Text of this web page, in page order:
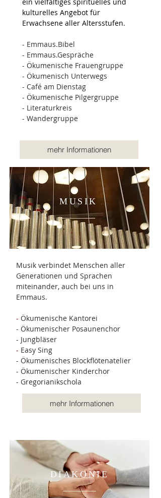
kulturelles Angebot für
Erwachsene aller Altersstufen.
- Emmaus.Bibel
- Emmaus.Gespräche
- Ökumenische Frauengruppe
- Ökumenisch Unterwegs
- Café am Dienstag
- Ökumenische Pilgergruppe
- Literaturkreis
- Wandergruppe
mehr Informationen
MUSIK
Musik verbindet Menschen aller
Generationen und Sprachen
miteinander, auch bei uns in
Emmaus.
​- Ökumenische Kantorei
- Ökumenischer Posaunenchor
- Jungbläser
- Easy Sing
- Ökumenisches Blockflötenatelier
- Ökumenischer Kinderchor
- Gregorianikschola
mehr Informationen
DIAKONIE